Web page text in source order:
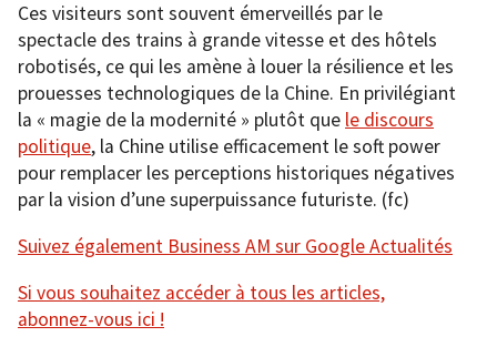
Ces visiteurs sont souvent émerveillés par le
spectacle des trains à grande vitesse et des hôtels
robotisés, ce qui les amène à louer la résilience et les
prouesses technologiques de la Chine. En privilégiant
la « magie de la modernité » plutôt que le discours
politique, la Chine utilise efficacement le soft power
pour remplacer les perceptions historiques négatives
par la vision d’une superpuissance futuriste. (fc)
Suivez également Business AM sur Google Actualités
Si vous souhaitez accéder à tous les articles,
abonnez-vous ici !